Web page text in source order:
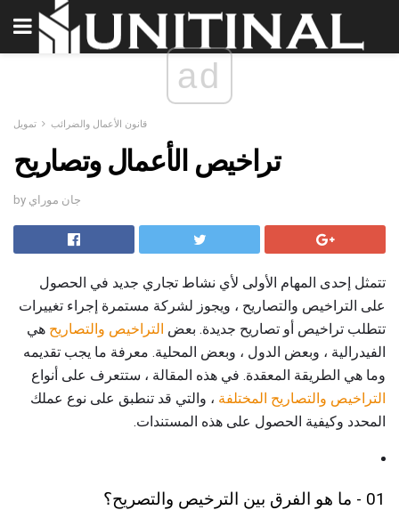
ad
قانون الأعمال والضرائب تمويل
تراخيص الأعمال وتصاريح
by جان موراي
تتمثل إحدى المهام الأولى لأي نشاط تجاري جديد في الحصول
على التراخيص والتصاريح ، ويجوز لشركة مستمرة إجراء تغييرات
تتطلب تراخيص أو تصاريح جديدة. بعض التراخيص والتصاريح هي
الفيدرالية ، وبعض الدول ، وبعض المحلية. معرفة ما يجب تقديمه
وما هي الطريقة المعقدة. في هذه المقالة ، ستتعرف على أنواع
التراخيص والتصاريح المختلفة ، والتي قد تنطبق على نوع عملك
المحدد وكيفية الحصول على هذه المستندات.
01 - ما هو الفرق بين الترخيص والتصريح؟